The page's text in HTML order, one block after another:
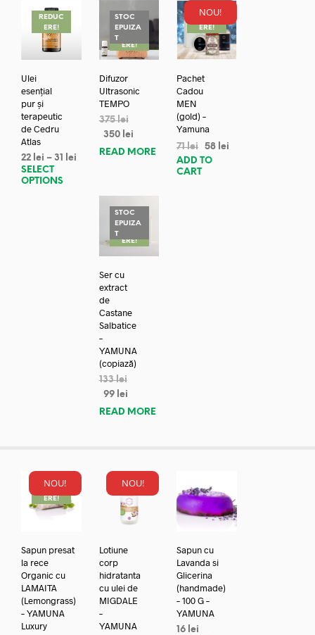
REDUC
ERE!
Ulei
esențial
pur și
terapeutic
de Cedru
Atlas
22 lei – 31
lei
SELECT
OPTIONS
STOC
EPUIZA
TREDUC
ERE!
Difuzor
Ultrasonic
TEMPO
375lei
350 lei
READ MORE
NOU!
REDUC
ERE!
Pachet
Cadou
MEN
(gold) –
Yamuna
71lei 58 lei
ADD TO
CART
STOC
EPUIZA
TREDUC
ERE!
Ser cu
extract
de
Castane
Salbatice
–
YAMUNA
(copiază)
133lei
99 lei
READ MORE
NOU!
REDUC
ERE!
Sapun presat
la rece
Organic cu
LAMAITA
(Lemongrass)
– YAMUNA
Luxury
NOU!
Lotiune
corp
hidratanta
cu ulei de
MIGDALE
–
YAMUNA
Sapun cu
Lavanda si
Glicerina
(handmade)
– 100 G –
YAMUNA
16 lei